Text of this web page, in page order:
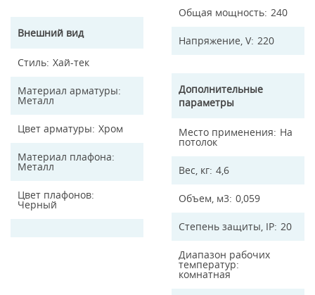
Внешний вид
Стиль Хай-тек
Материал арматуры
Металл
Цвет арматуры Хром
Материал плафона
Металл
Цвет плафонов
Черный
Общая мощность 240
Напряжение, V 220
Дополнительные
параметры
Место применения На
потолок
Вес, кг 4,6
Объем, м3 0,059
Степень защиты, IP 20
Диапазон рабочих
температур
комнатная